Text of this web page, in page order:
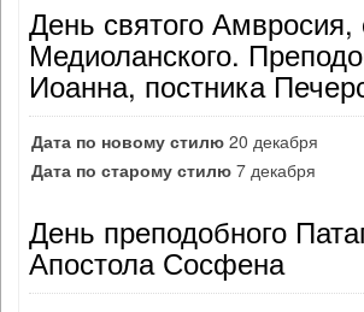
День святого Амвросия,
Медиоланского.
Иоанна, постника
Дата по новому стилю 20 декабря
Дата по старому стилю 7 декабря
День преподобного
Апостола Сосфена